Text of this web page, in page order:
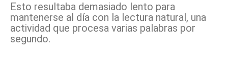
Esto resultaba demasiado lento para
mantenerse al día con la lectura natural, una
actividad que procesa varias palabras por
segundo.